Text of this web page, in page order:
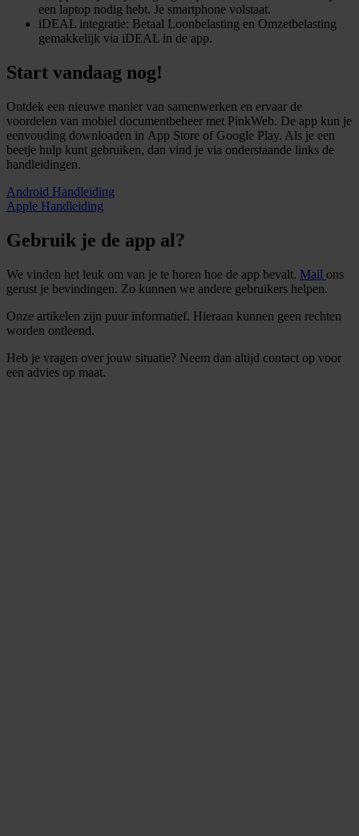
een laptop nodig hebt. Je smartphone volstaat.
iDEAL integratie: Betaal Loonbelasting en Omzetbelasting
gemakkelijk via iDEAL in de app.
Start vandaag nog!
Ontdek een nieuwe manier van samenwerken en ervaar de
voordelen van mobiel documentbeheer met PinkWeb. De app kun je
eenvouding downloaden in App Store of Google Play. Als je een
beetje hulp kunt gebruiken, dan vind je via onderstaande links de
handleidingen.
Android Handleiding
Apple Handleiding
Gebruik je de app al?
We vinden het leuk om van je te horen hoe de app bevalt. Mail ons
gerust je bevindingen. Zo kunnen we andere gebruikers helpen.
Onze artikelen zijn puur informatief. Hieraan kunnen geen rechten
worden ontleend.
Heb je vragen over jouw situatie? Neem dan altijd contact op voor
een advies op maat.